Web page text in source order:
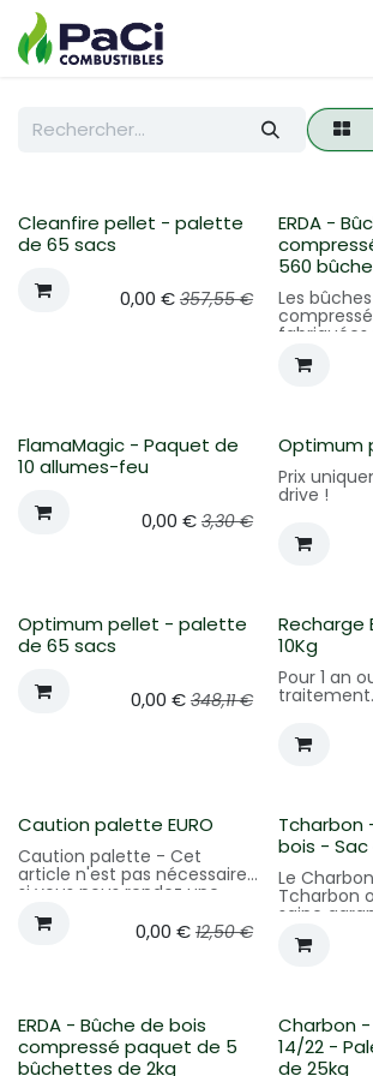
Se rendre au contenu
Cleanfire pellet - palette
de 65 sacs
0,00 € 357,55€
ERDA -
560
Les
fabriquées
entreprise
région,
grands
optant
bois
soutenez
Le bois
utilisé
distance
km de la
FlamaMagic - Paquet de
10 allumes-feu
0,00 € 3,30€
Optimum
Prix
drive !
Optimum pellet - palette
de 65 sacs
0,00 € 348,11€
Recharge
10Kg
Pour 1 an
traitement.
Caution palette EURO
Caution palette - Cet
article n'est pas nécessaire
si vous nous rendez une
palette
0,00 € 12,50€
Tcharbon
bois - Sac
Le
Tcharbon
saine
de vos
une
assurant
cuisson
ERDA - Bûche de bois
compressé paquet de 5
bûchettes de 2kg
Charbon
14/22 -
de 25kg